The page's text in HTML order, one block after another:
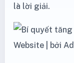
là lời giải.